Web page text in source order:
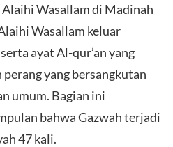
Wasallam di Madinah
Wasallam keluar
ayat Al-qur’an yang
yang bersangkutan
umum. Bagian ini
bahwa Gazwah terjadi
47 kali.